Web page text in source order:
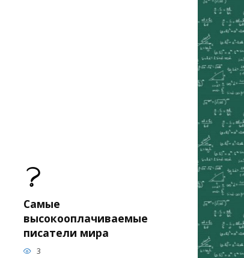
Самые
высокооплачиваемые
писатели мира
3